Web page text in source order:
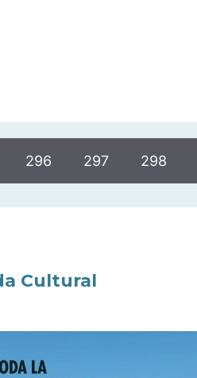
296 297 298
Cultural